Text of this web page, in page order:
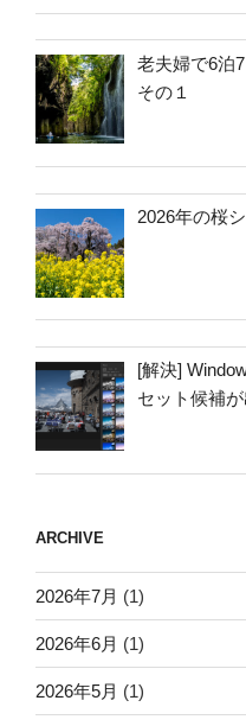
老夫婦で6泊
その１
2026年の桜
[解決]
セット候補
ARCHIVE
2026年7月 (1)
2026年6月 (1)
2026年5月 (1)